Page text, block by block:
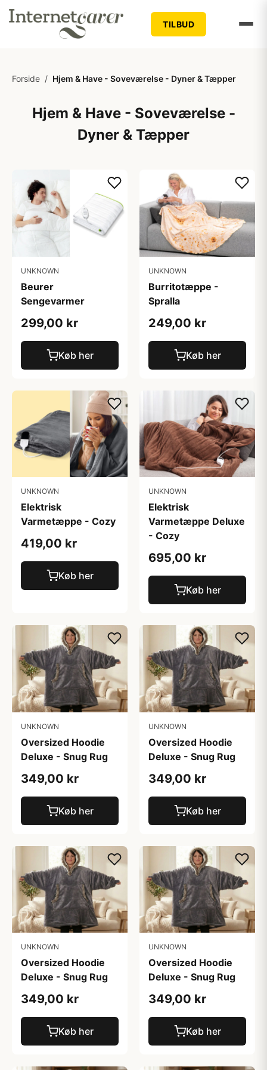
TILBUD
Forside / Hjem & Have - Soveværelse - Dyner & Tæpper
Hjem & Have - Soveværelse -
Dyner & Tæpper
UNKNOWN
Beurer
Sengevarmer
299,00 kr
Køb her
UNKNOWN
Burritotæppe -
Spralla
249,00 kr
Køb her
UNKNOWN
Elektrisk
Varmetæppe - Cozy
419,00 kr
Køb her
UNKNOWN
Elektrisk
Varmetæppe Deluxe
- Cozy
695,00 kr
Køb her
UNKNOWN
Oversized Hoodie
Deluxe - Snug Rug
349,00 kr
Køb her
UNKNOWN
Oversized Hoodie
Deluxe - Snug Rug
349,00 kr
Køb her
UNKNOWN
Oversized Hoodie
Deluxe - Snug Rug
349,00 kr
Køb her
UNKNOWN
Oversized Hoodie
Deluxe - Snug Rug
349,00 kr
Køb her